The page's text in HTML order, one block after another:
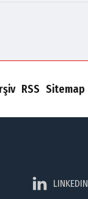
RSS Sitemap
LINKEDIN